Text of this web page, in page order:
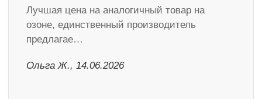
Лучшая цена на аналогичный товар на
озоне, единственный производитель
предлагае…
Ольга Ж., 14.06.2026